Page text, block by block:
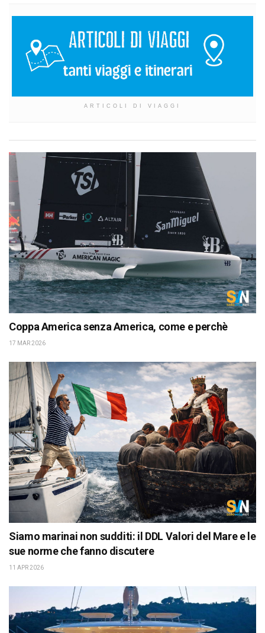
ARTICOLI DI VIAGGI
Coppa America senza America, come e perchè
17 MAR 2026
Siamo marinai non sudditi: il DDL Valori del Mare e le
sue norme che fanno discutere
11 APR 2026